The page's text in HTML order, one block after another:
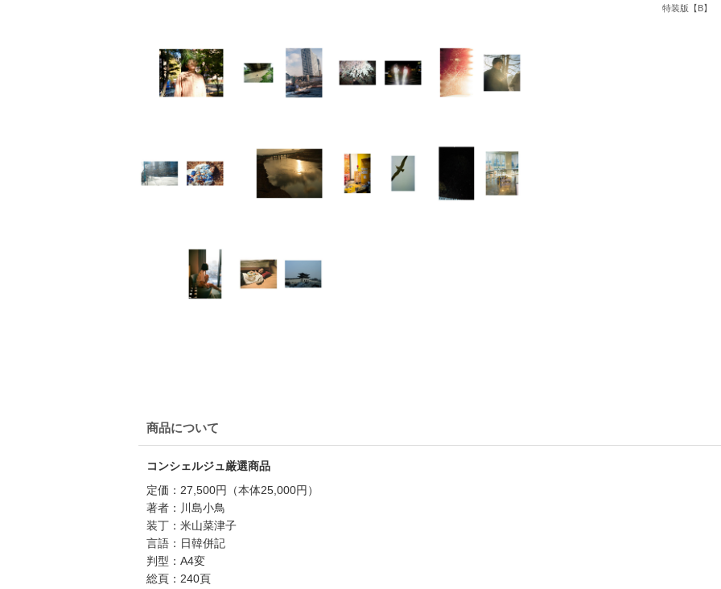
書店
特装版【B】
商品について
コンシェルジュ厳選商品
定価：27,500円（本体25,000円）
著者：川島小鳥
装丁：米山菜津子
言語：日韓併記
判型：A4変
総頁：240頁